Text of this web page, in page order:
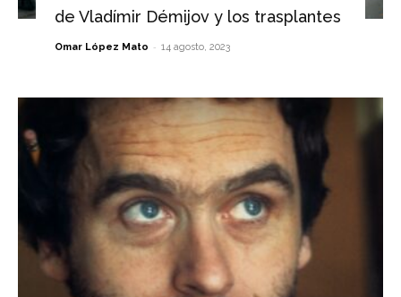
de Vladímir Démijov y los trasplantes
Omar López Mato - 14 agosto, 2023